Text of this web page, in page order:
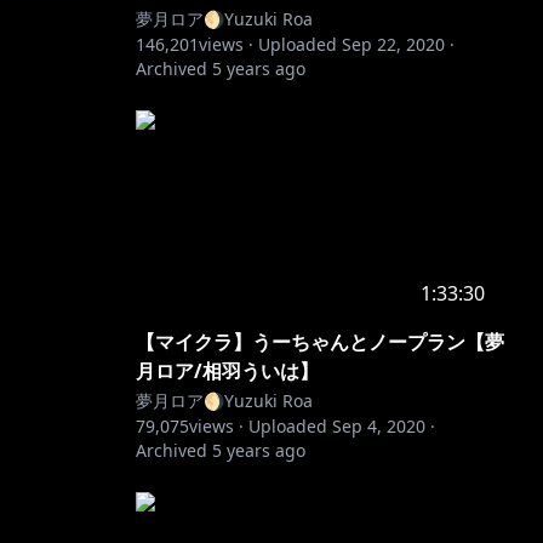
夢月ロア🌖Yuzuki Roa
146,201views · Uploaded Sep 22, 2020 ·
Archived 5 years ago
1:33:30
【マイクラ】うーちゃんとノープラン【夢
月ロア/相羽ういは】
夢月ロア🌖Yuzuki Roa
79,075views · Uploaded Sep 4, 2020 ·
Archived 5 years ago